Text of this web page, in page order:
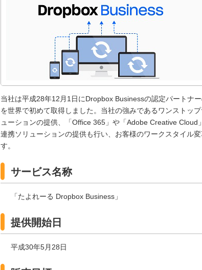
当社は平成28年12月1日にDropbox Businessの認定パートナ
を世界で初めて取得しました。当社の強みであるワンストッ
ューションの提供、「Office 365」や「Adobe Creative
連携ソリューションの提供も行い、お客様のワークスタイル
す。
サービス名称
「たよれーる Dropbox Business」
提供開始日
平成30年5月28日